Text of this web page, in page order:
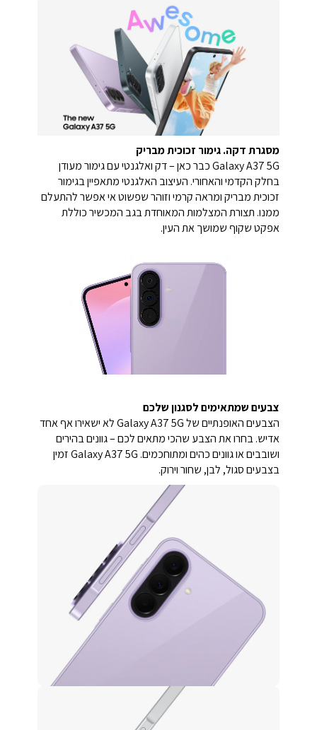
מסגרת דקה. גימור זכוכית מבריק
Galaxy A37 5G כבר כאן – דק ואלגנטי עם גימור מעודן
בחלק הקדמי והאחורי. העיצוב האלגנטי מתאפיין בגימור
זכוכית מבריק ומראה קרמי וזוהר שפשוט אי אפשר להתעלם
ממנו. תצורת המצלמות המאוחדת בגב המכשיר כוללת
אפקט שקוף שמושך את העין.
צבעים שמתאימים לסגנון שלכם
הצבעים האופנתיים של Galaxy A37 5G לא ישאירו אף אחד
אדיש. בחרו את הצבע שהכי מתאים לכם – גוונים בהירים
ושובבים או גוונים כהים ומתוחכמים. Galaxy A37 5G זמין
בצבעים סגול, לבן, שחור וירוק.